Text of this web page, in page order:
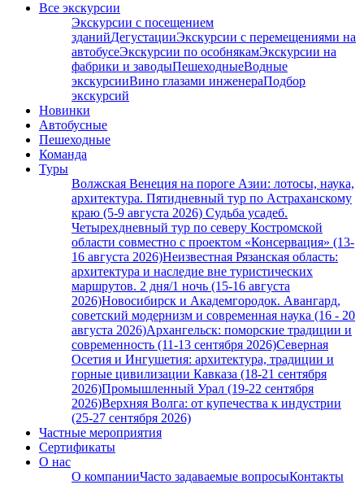
Все экскурсии
Экскурсии с посещением
зданийДегустацииЭкскурсии с перемещениями на
автобусеЭкскурсии по особнякамЭкскурсии на
фабрики и заводыПешеходныеВодные
экскурсииВино глазами инженераПодбор
экскурсий
Новинки
Автобусные
Пешеходные
Команда
Туры
Волжская Венеция на пороге Азии: лотосы, наука,
архитектура. Пятидневный тур по Астраханскому
краю (5-9 августа 2026) Судьба усадеб.
Четырехдневный тур по северу Костромской
области совместно с проектом «Консервация» (13-
16 августа 2026)Неизвестная Рязанская область:
архитектура и наследие вне туристических
маршрутов. 2 дня/1 ночь (15-16 августа
2026)Новосибирск и Академгородок. Авангард,
советский модернизм и современная наука (16 - 20
августа 2026)Архангельск: поморские традиции и
современность (11-13 сентября 2026)Северная
Осетия и Ингушетия: архитектура, традиции и
горные цивилизации Кавказа (18-21 сентября
2026)Промышленный Урал (19-22 сентября
2026)Верхняя Волга: от купечества к индустрии
(25-27 сентября 2026)
Частные мероприятия
Сертификаты
О нас
О компанииЧасто задаваемые вопросыКонтакты